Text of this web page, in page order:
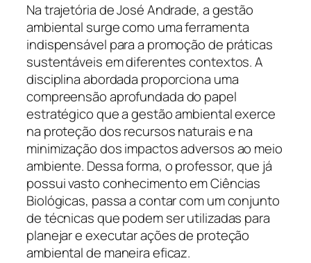
Na trajetória de José Andrade, a gestão
ambiental surge como uma ferramenta
indispensável para a promoção de práticas
sustentáveis em diferentes contextos. A
disciplina abordada proporciona uma
compreensão aprofundada do papel
estratégico que a gestão ambiental exerce
na proteção dos recursos naturais e na
minimização dos impactos adversos ao meio
ambiente. Dessa forma, o professor, que já
possui vasto conhecimento em Ciências
Biológicas, passa a contar com um conjunto
de técnicas que podem ser utilizadas para
planejar e executar ações de proteção
ambiental de maneira eficaz.